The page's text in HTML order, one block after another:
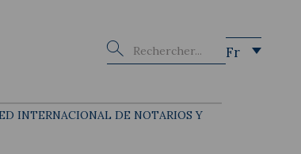
Buscar Fr
INTERNACIONAL DE NOTARIOS Y